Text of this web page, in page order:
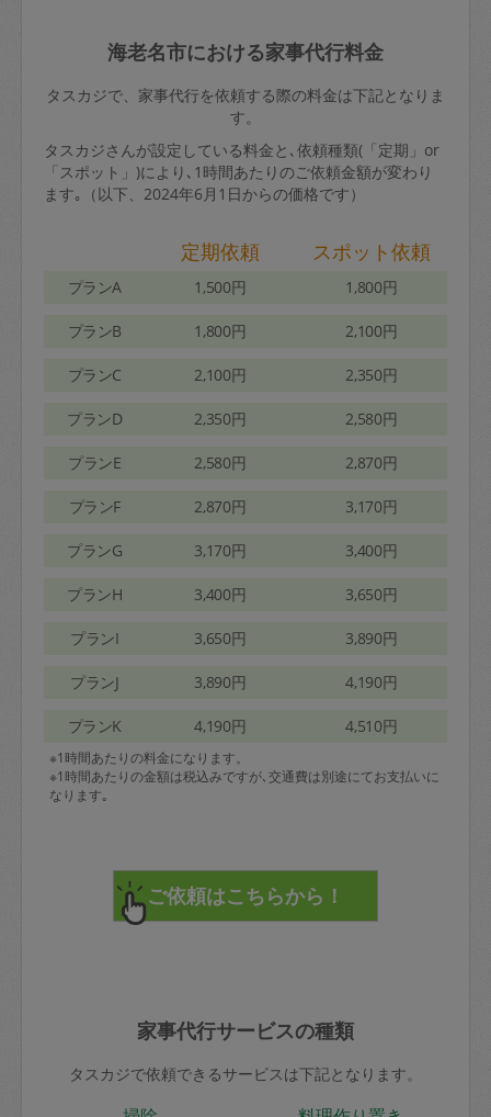
海老名市における家事代行料金
タスカジで、家事代行を依頼する際の料金は下記となりま
す。
タスカジさんが設定している料金と､依頼種類(「定期」or
「スポット」)により､1時間あたりのご依頼金額が変わり
ます｡（以下、2024年6月1日からの価格です）
定期依頼 スポット依頼
プランA 1,500円 1,800円
プランB 1,800円 2,100円
プランC 2,100円 2,350円
プランD 2,350円 2,580円
プランE 2,580円 2,870円
プランF 2,870円 3,170円
プランG 3,170円 3,400円
プランH 3,400円 3,650円
プランI 3,650円 3,890円
プランJ 3,890円 4,190円
プランK 4,190円 4,510円
※1時間あたりの料金になります。
※1時間あたりの金額は税込みですが､交通費は別途にてお支払いに
なります｡
家事代行サービスの種類
タスカジで依頼できるサービスは下記となります。